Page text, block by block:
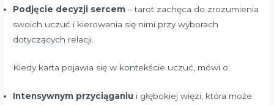
Podjęcie decyzji sercem – tarot zachęca do zrozumienia
swoich uczuć i kierowania się nimi przy wyborach
dotyczących relacji.
Kiedy karta pojawia się w kontekście uczuć, mówi o:
Intensywnym przyciąganiu i głębokiej więzi, która może